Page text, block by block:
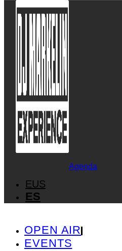
Agenda
EUS
ES
OPEN AIR
EVENTS